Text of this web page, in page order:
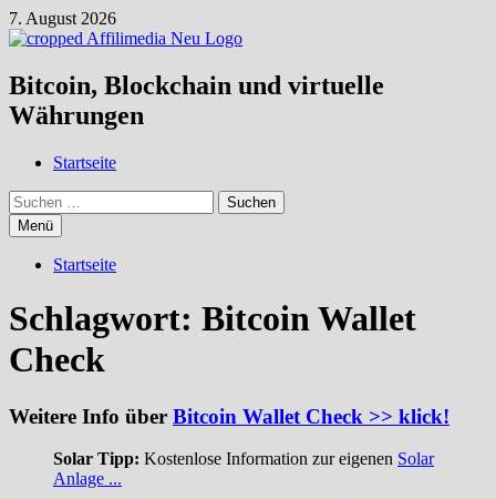
Zum
Inhalt
7. August 2026
Bitcoin, Blockchain und virtuelle
Währungen
Startseite
Suchen
nach:
Menü
Startseite
Schlagwort: Bitcoin Wallet
Check
Weitere Info über Bitcoin Wallet Check >> klick!
Solar Tipp: Kostenlose Information zur eigenen Solar
Anlage ...